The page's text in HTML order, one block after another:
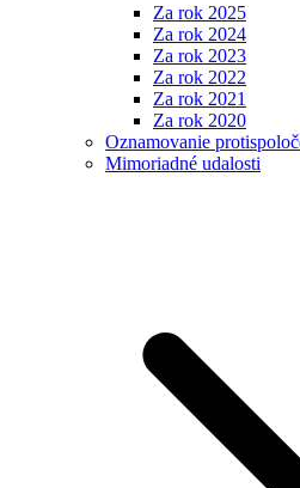
Za rok 2025
Za rok 2024
Za rok 2023
Za rok 2022
Za rok 2021
Za rok 2020
Oznamovanie
Mimoriadné udalosti